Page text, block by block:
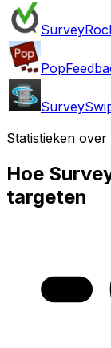
Statistieken
Hoe
targeten